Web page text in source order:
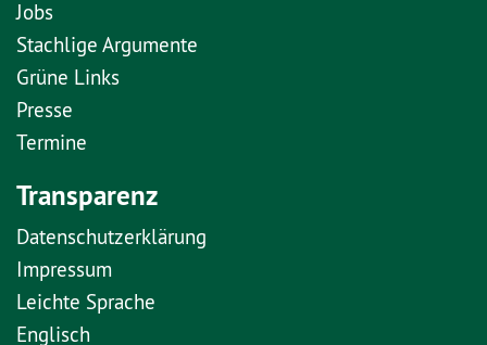
Jobs
Stachlige Argumente
Grüne Links
Presse
Termine
Transparenz
Datenschutzerklärung
Impressum
Leichte Sprache
Englisch